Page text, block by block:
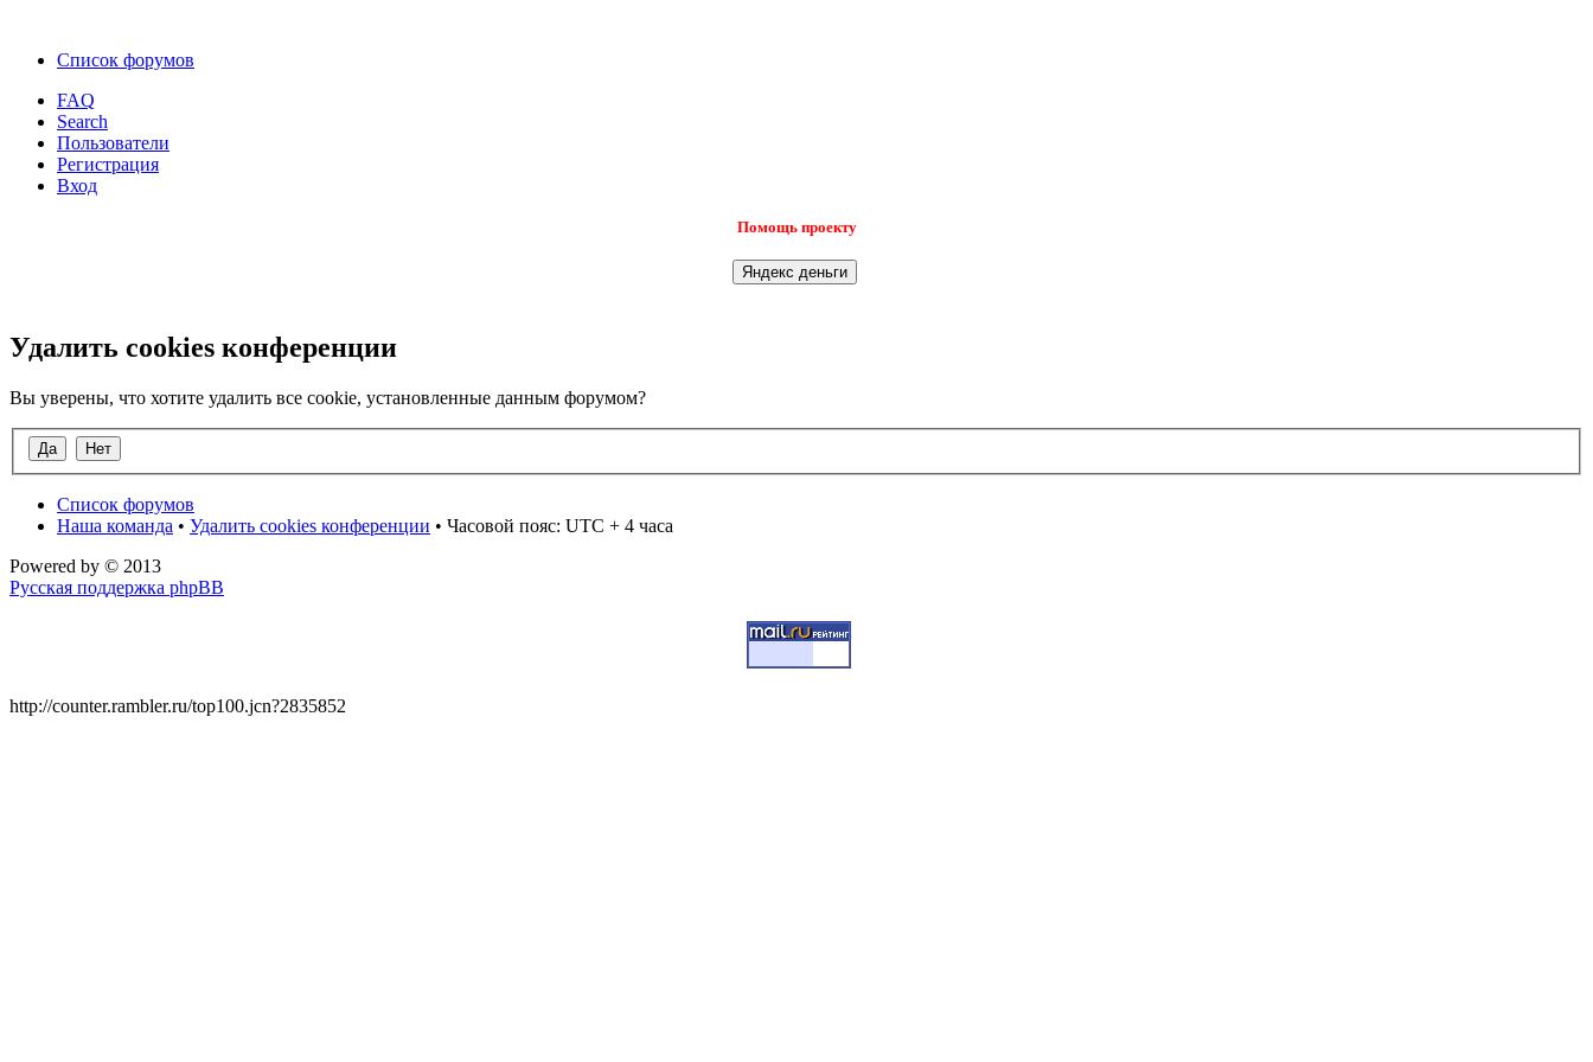
Список форумов
FAQ
Search
Пользователи
Регистрация
Вход
Помощь проекту
Удалить cookies конференции
Вы уверены, что хотите удалить все cookie, установленные данным форумом?
Список форумов
Наша команда • Удалить cookies конференции • Часовой пояс: UTC + 4 часа
Powered by © 2013
Русская поддержка phpBB
http://counter.rambler.ru/top100.jcn?2835852